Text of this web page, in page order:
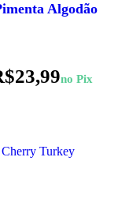
Algodão
23,99no Pix